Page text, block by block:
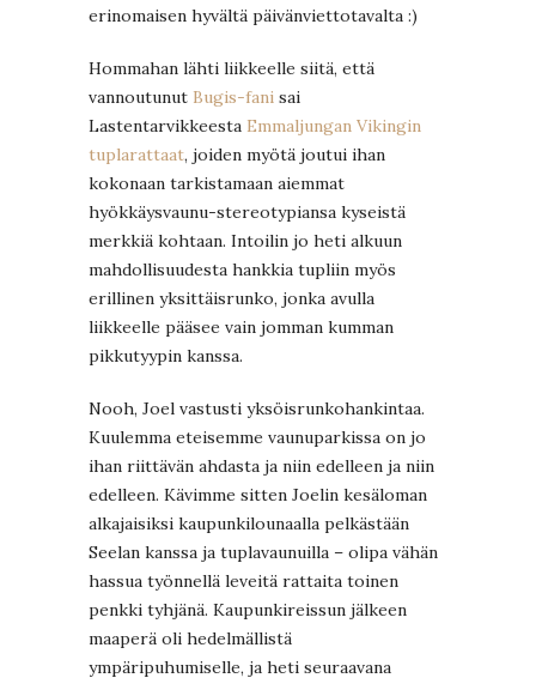
erinomaisen hyvältä päivänviettotavalta :)
Hommahan lähti liikkeelle siitä, että
vannoutunut Bugis-fani sai
Lastentarvikkeesta Emmaljungan Vikingin
tuplarattaat, joiden myötä joutui ihan
kokonaan tarkistamaan aiemmat
hyökkäysvaunu-stereotypiansa kyseistä
merkkiä kohtaan. Intoilin jo heti alkuun
mahdollisuudesta hankkia tupliin myös
erillinen yksittäisrunko, jonka avulla
liikkeelle pääsee vain jomman kumman
pikkutyypin kanssa.
Nooh, Joel vastusti yksöisrunkohankintaa.
Kuulemma eteisemme vaunuparkissa on jo
ihan riittävän ahdasta ja niin edelleen ja niin
edelleen. Kävimme sitten Joelin kesäloman
alkajaisiksi kaupunkilounaalla pelkästään
Seelan kanssa ja tuplavaunuilla – olipa vähän
hassua työnnellä leveitä rattaita toinen
penkki tyhjänä. Kaupunkireissun jälkeen
maaperä oli hedelmällistä
ympäripuhumiselle, ja heti seuraavana